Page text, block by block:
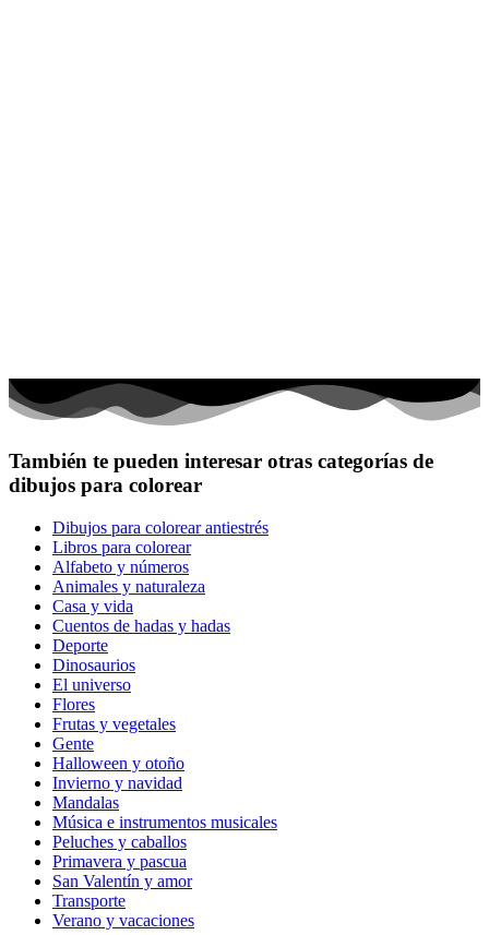
También te pueden interesar otras categorías de
dibujos para colorear
Dibujos para colorear antiestrés
Libros para colorear
Alfabeto y números
Animales y naturaleza
Casa y vida
Cuentos de hadas y hadas
Deporte
Dinosaurios
El universo
Flores
Frutas y vegetales
Gente
Halloween y otoño
Invierno y navidad
Mandalas
Música e instrumentos musicales
Peluches y caballos
Primavera y pascua
San Valentín y amor
Transporte
Verano y vacaciones